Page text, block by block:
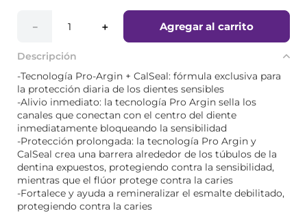
＋
－ Agregar al carrito
Descripción
-Tecnología Pro-Argin + CalSeal: fórmula exclusiva para
la protección diaria de los dientes sensibles
-Alivio inmediato: la tecnología Pro Argin sella los
canales que conectan con el centro del diente
inmediatamente bloqueando la sensibilidad
-Protección prolongada: la tecnología Pro Argin y
CalSeal crea una barrera alrededor de los túbulos de la
dentina expuestos, protegiendo contra la sensibilidad,
mientras que el flúor protege contra la caries
-Fortalece y ayuda a remineralizar el esmalte debilitado,
protegiendo contra la caries